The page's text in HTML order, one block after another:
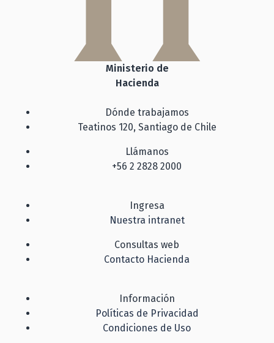
Ministerio de
Hacienda
Dónde trabajamos
Teatinos 120, Santiago de Chile
Llámanos
+56 2 2828 2000
Ingresa
Nuestra intranet
Consultas web
Contacto Hacienda
Información
Políticas de Privacidad
Condiciones de Uso